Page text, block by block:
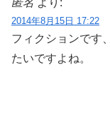
匿名 より:
2014年8月15日 17:22
フィクションです
たいですよね。